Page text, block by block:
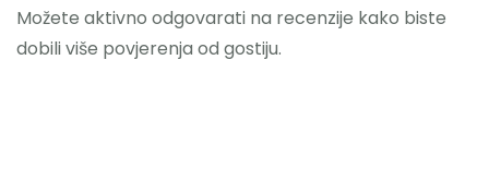
Možete aktivno odgovarati na recenzije kako biste
dobili više povjerenja od gostiju.